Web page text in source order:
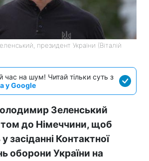
президент України (Віталій
час на шум! Читай тільки суть з
у Google
Зеленський
до Німеччини, щоб
засіданні Контактної
оборони України на